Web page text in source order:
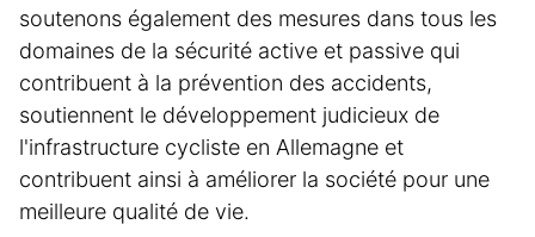
soutenons également des mesures dans tous les
domaines de la sécurité active et passive qui
contribuent à la prévention des accidents,
soutiennent le développement judicieux de
l'infrastructure cycliste en Allemagne et
contribuent ainsi à améliorer la société pour une
meilleure qualité de vie.